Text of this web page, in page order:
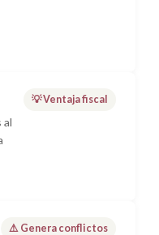
al
💡 Ventaja fiscal
⚠️ Genera conflictos